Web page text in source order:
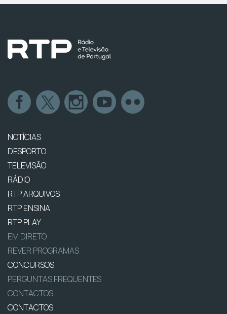
NOTÍCIAS
DESPORTO
TELEVISÃO
RÁDIO
RTP ARQUIVOS
RTP ENSINA
RTP PLAY
EM DIRETO
REVER PROGRAMAS
CONCURSOS
PERGUNTAS FREQUENTES
CONTACTOS
CONTACTOS